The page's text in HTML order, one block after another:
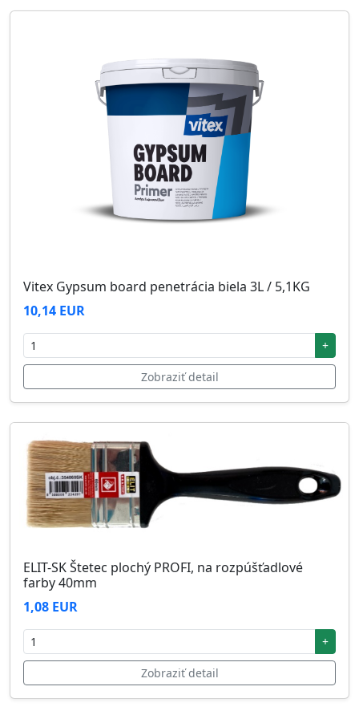
Vitex Gypsum board penetrácia biela 3L / 5,1KG
10,14 EUR
+
Zobraziť detail
ELIT-SK Štetec plochý PROFI, na rozpúšťadlové
farby 40mm
1,08 EUR
+
Zobraziť detail